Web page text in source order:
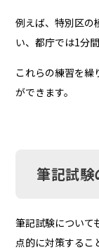
例えば、特別区の
い、都庁では1分
これらの練習を繰
ができます。
筆記試験
筆記試験について
点的に対策するこ